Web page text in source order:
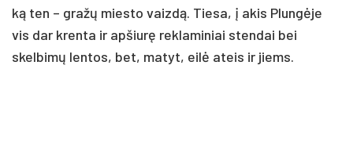
ką ten – gražų miesto vaizdą. Tiesa, į akis Plungėje
vis dar krenta ir apšiurę reklaminiai stendai bei
skelbimų lentos, bet, matyt, eilė ateis ir jiems.